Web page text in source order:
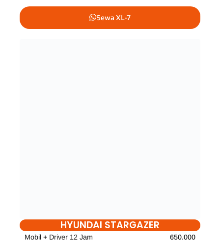
Sewa XL-7
HYUNDAI STARGAZER
Mobil + Driver 12 Jam 650.000